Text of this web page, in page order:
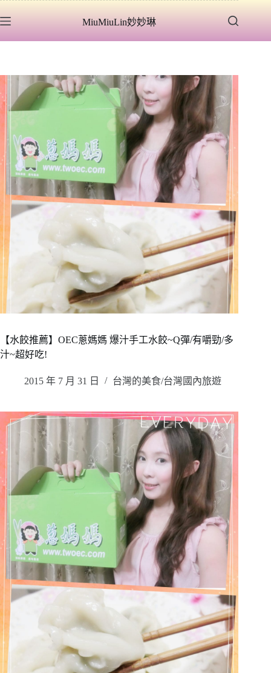
至
容
MiuMiuLin妙妙琳
【水餃推薦】OEC蔥媽媽 爆汁手工水餃~Q彈/有嚼勁/多
汁~超好吃!
2015 年 7 月 31 日 台灣的美食/台灣國內旅遊